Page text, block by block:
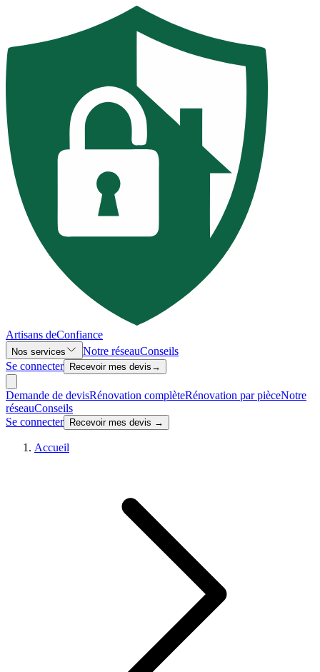
Artisans deConfiance
Nos services Notre réseauConseils
Se connecter
Recevoir mes devis →
Demande de devisRénovation complèteRénovation par pièceNotre
réseauConseils
Se connecter
Recevoir mes devis →
Accueil